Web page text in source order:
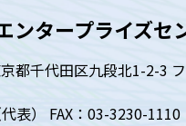
ンタープライズセ
都千代田区九段北1-2-3
表） FAX：03-3230-1110